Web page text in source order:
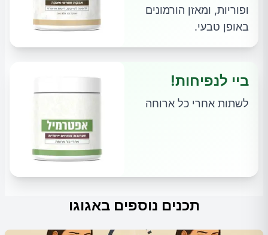
ופוריות, ומאזן הורמונים
באופן טבעי.
ביי לנפיחות!
לשתות אחרי כל ארוחה
תכנים נוספים באגוגו